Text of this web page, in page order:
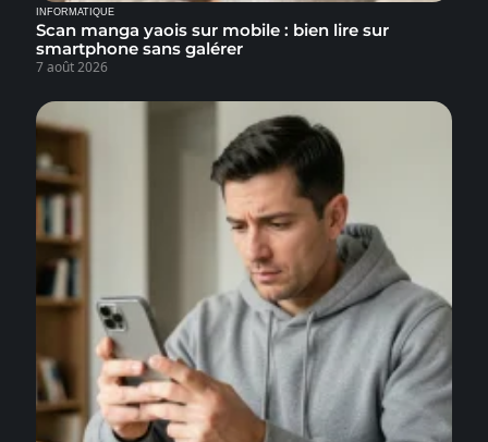
INFORMATIQUE
Scan manga yaois sur mobile : bien lire sur
smartphone sans galérer
7 août 2026